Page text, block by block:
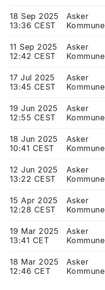
18 Sep 2025
13:36 CEST
Asker
Kommune
11 Sep 2025
12:42 CEST
Asker
Kommune
17 Jul 2025
13:45 CEST
Asker
Kommune
19 Jun 2025
12:55 CEST
Asker
Kommune
18 Jun 2025
10:41 CEST
Asker
Kommune
12 Jun 2025
13:22 CEST
Asker
Kommune
15 Apr 2025
12:28 CEST
Asker
Kommune
19 Mar 2025
13:41 CET
Asker
Kommune
18 Mar 2025
12:46 CET
Asker
Kommune